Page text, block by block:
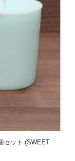
セット (SWEET